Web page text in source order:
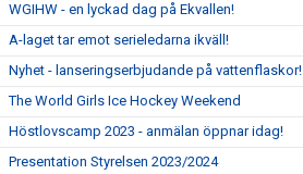
WGIHW - en lyckad dag på Ekvallen!
A-laget tar emot serieledarna ikväll!
Nyhet - lanseringserbjudande på vattenflaskor!
The World Girls Ice Hockey Weekend
Höstlovscamp 2023 - anmälan öppnar idag!
Presentation Styrelsen 2023/2024